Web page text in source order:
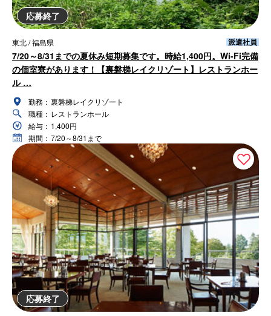
応募終了
東北 / 福島県 派遣社員
7/20～8/31までの夏休み短期募集です。時給1,400円。Wi-Fi完備
の個室寮があります！【裏磐梯レイクリゾート】レストランホー
ル …
勤務： 裏磐梯レイクリゾート
職種： レストランホール
給与： 1,400円
期間： 7/20～8/31まで
応募終了